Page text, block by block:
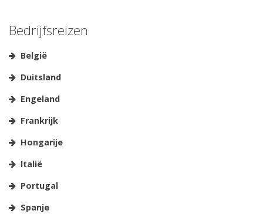
Bedrijfsreizen
België
Duitsland
Engeland
Frankrijk
Hongarije
Italië
Portugal
Spanje